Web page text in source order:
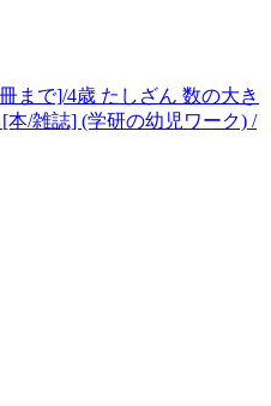
まで]/4歳 たしざん 数の大き
本/雑誌] (学研の幼児ワーク) /